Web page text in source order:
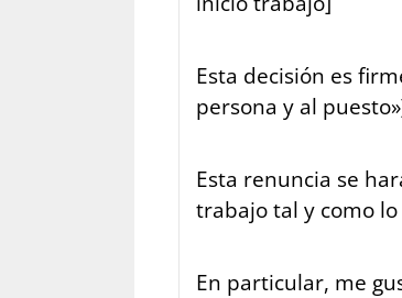
Esta decisión es
persona y al
Esta renuncia se
trabajo tal y como
En particular, me